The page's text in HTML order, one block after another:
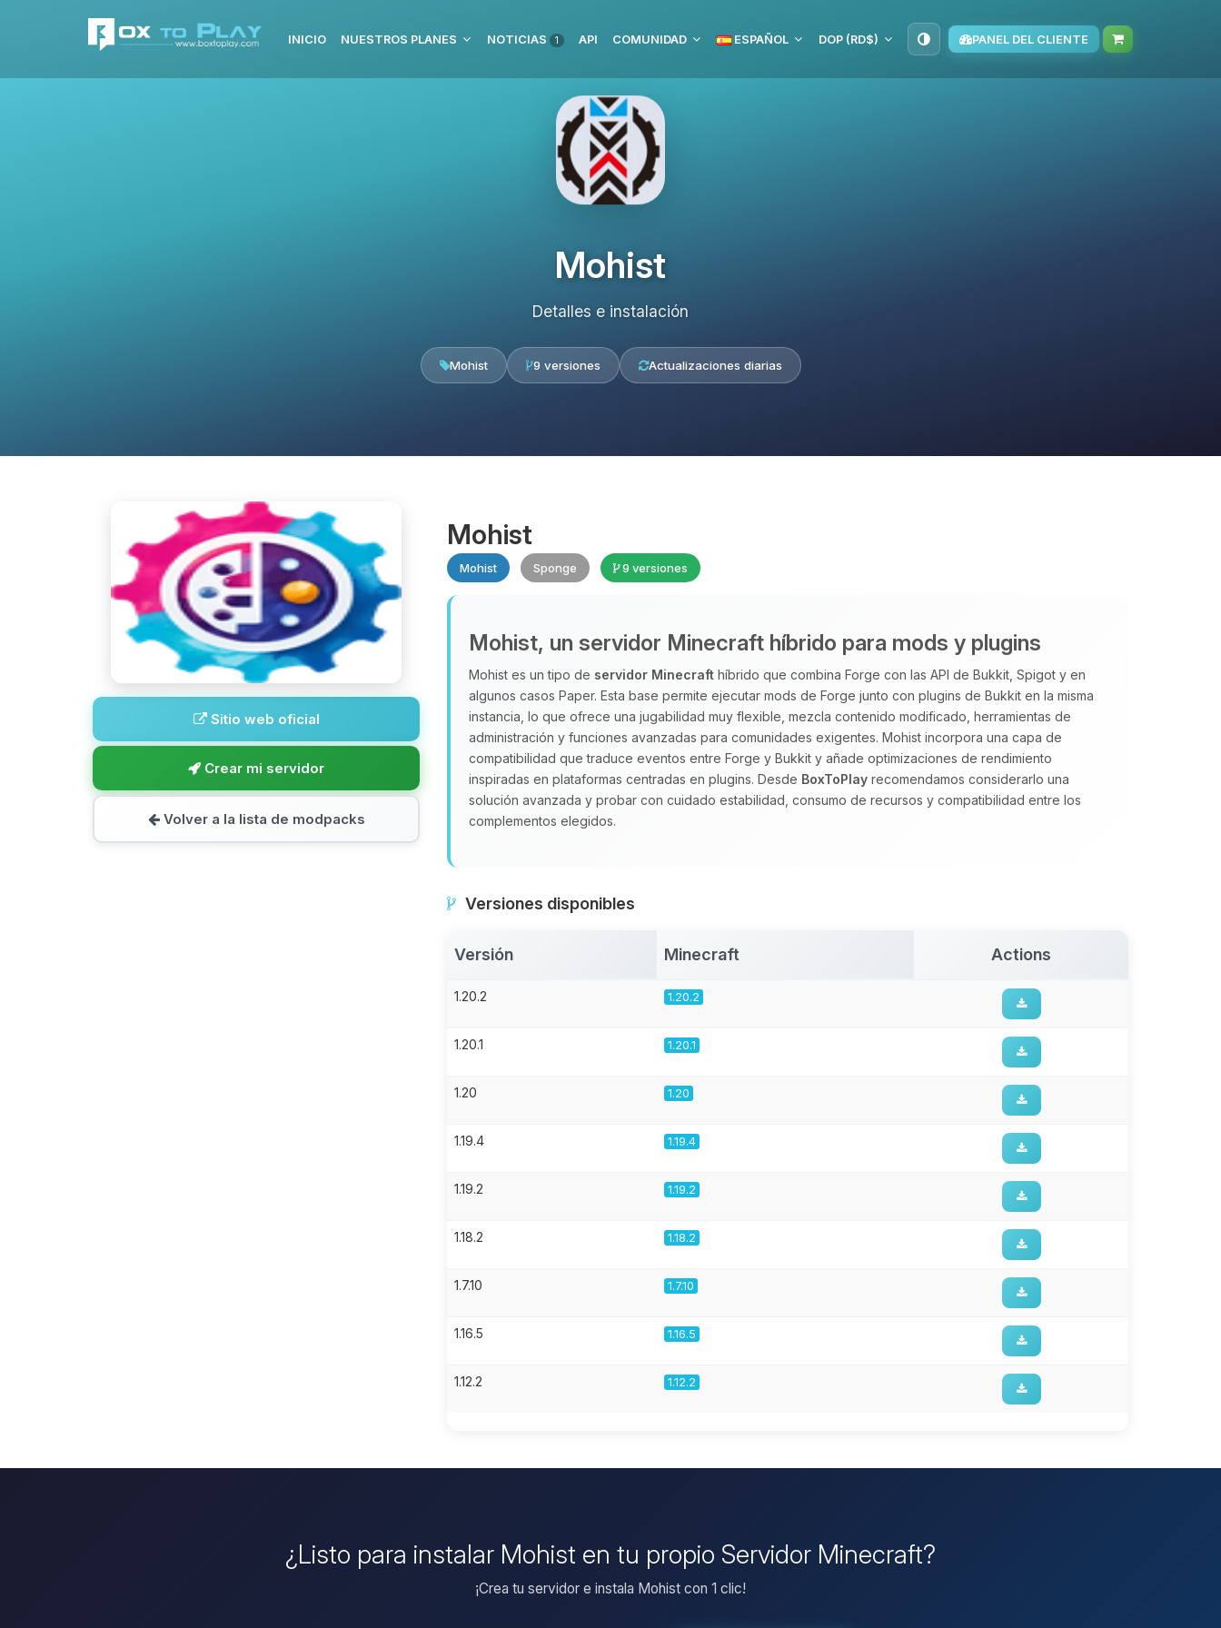
INICIO NUESTROS PLANES NOTICIAS 1 API COMUNIDAD ESPAÑOL DOP (RD$) PANEL DEL CLIENTE
Mohist
Detalles e instalación
Mohist 9 versiones Actualizaciones diarias
Sitio web oficial
Crear mi servidor
Volver a la lista de modpacks
Mohist
Mohist Sponge 9 versiones
Mohist, un servidor Minecraft híbrido para mods y plugins
Mohist es un tipo de servidor Minecraft híbrido que combina Forge con las API de Bukkit, Spigot y en
algunos casos Paper. Esta base permite ejecutar mods de Forge junto con plugins de Bukkit en la misma
instancia, lo que ofrece una jugabilidad muy flexible, mezcla contenido modificado, herramientas de
administración y funciones avanzadas para comunidades exigentes. Mohist incorpora una capa de
compatibilidad que traduce eventos entre Forge y Bukkit y añade optimizaciones de rendimiento
inspiradas en plataformas centradas en plugins. Desde BoxToPlay recomendamos considerarlo una
solución avanzada y probar con cuidado estabilidad, consumo de recursos y compatibilidad entre los
complementos elegidos.
Versiones disponibles
Versión Minecraft Actions
1.20.2 1.20.2
1.20.1 1.20.1
1.20 1.20
1.19.4 1.19.4
1.19.2 1.19.2
1.18.2 1.18.2
1.7.10 1.7.10
1.16.5 1.16.5
1.12.2 1.12.2
¿Listo para instalar Mohist en tu propio Servidor Minecraft?
¡Crea tu servidor e instala Mohist con 1 clic!